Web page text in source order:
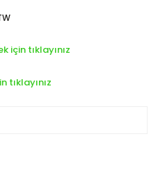
için tıklayınız
tıklayınız